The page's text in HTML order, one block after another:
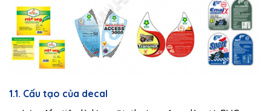
1.1. Cấu tạo của decal